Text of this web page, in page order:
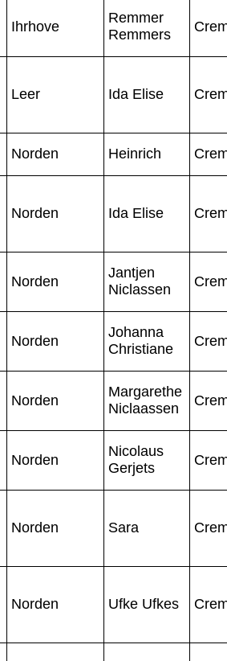
Ihrhove
Remmer
Remmers
Leer Ida Elise
Norden Heinrich
Norden Ida Elise
Norden
Jantjen
Niclassen
Norden
Johanna
Christiane
Norden
Margarethe
Niclaassen
Norden
Nicolaus
Gerjets
Norden Sara
Norden Ufke Ufkes